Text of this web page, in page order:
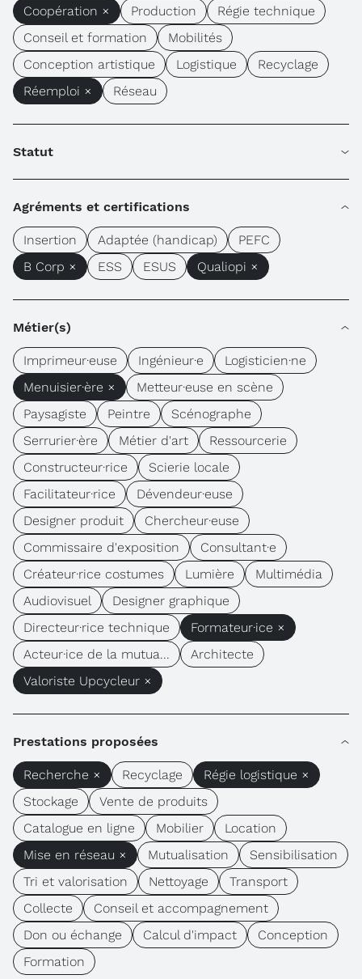
Coopération × Production
Régie technique
Conseil et formation
Mobilités
Conception artistique
Logistique
Recyclage
Réemploi ×
Réseau
Statut
Agréments et certifications
Insertion Adaptée (handicap)
PEFC
B Corp ×
ESS ESUS Qualiopi ×
Métier(s)
Imprimeur·euse Ingénieur·e
Logisticien·ne
Menuisier·ère ×
Metteur·euse en scène
Paysagiste
Peintre
Scénographe
Serrurier·ère
Métier d'art
Ressourcerie
Constructeur·rice
Scierie locale
Facilitateur·rice
Dévendeur·euse
Designer produit
Chercheur·euse
Commissaire d'exposition
Consultant·e
Créateur·rice costumes
Lumière
Multimédia
Audiovisuel
Designer graphique
Directeur·rice technique
Formateur·ice ×
Acteur·ice de la mutua...
Architecte
Valoriste Upcycleur ×
Prestations proposées
Recherche × Recyclage
Régie logistique ×
Stockage
Vente de produits
Catalogue en ligne
Mobilier
Location
Mise en réseau ×
Mutualisation
Sensibilisation
Tri et valorisation
Nettoyage
Transport
Collecte
Conseil et accompagnement
Don ou échange
Calcul d'impact
Conception
Formation